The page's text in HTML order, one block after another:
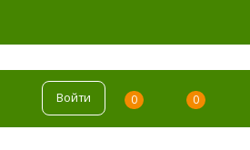
Войти 0 0